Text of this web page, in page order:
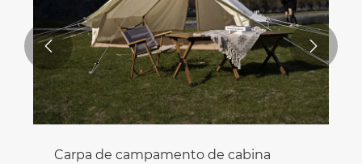
Carpa de campamento de cabina
 